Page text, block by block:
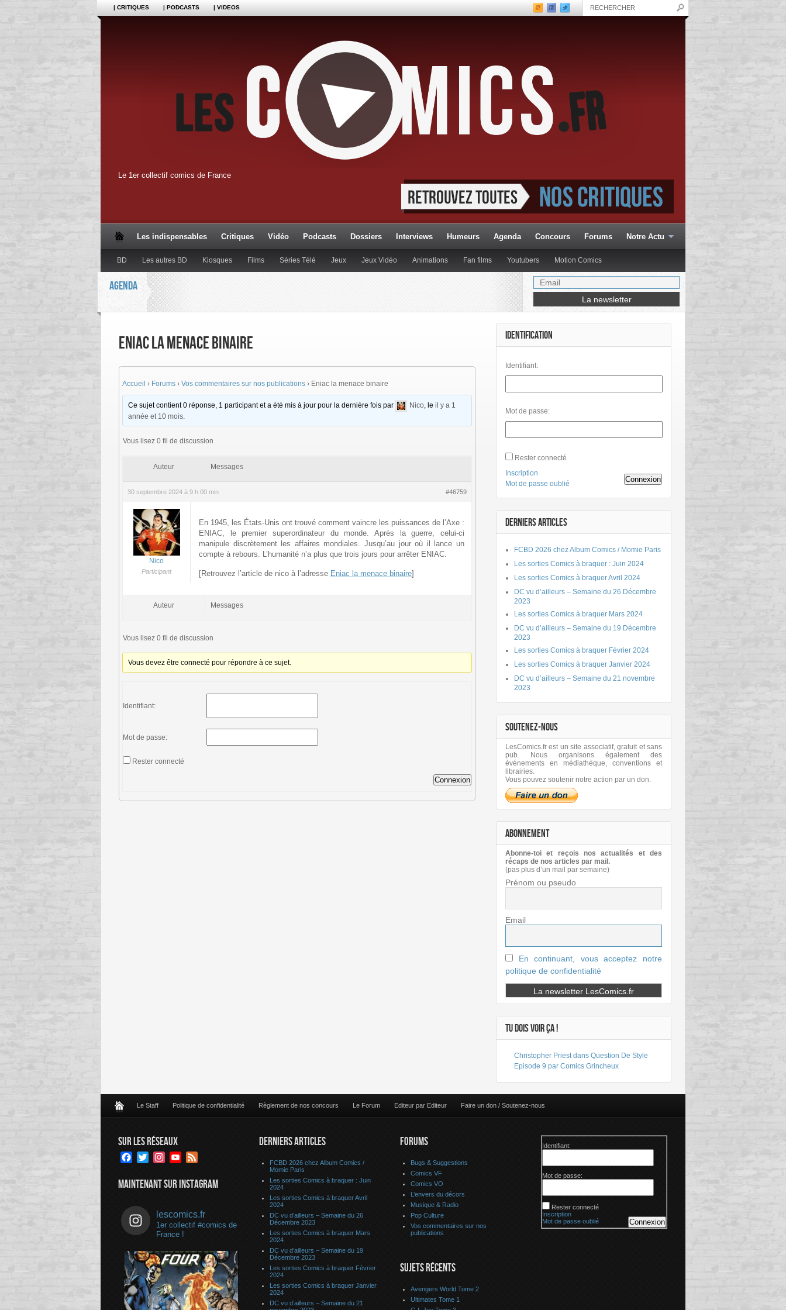
| CRITIQUES | PODCASTS | VIDEOS
Le 1er collectif comics de France
Les indispensables Critiques Vidéo Podcasts Dossiers Interviews Humeurs Agenda Concours Forums Notre Actu
BD Les autres BD Kiosques Films Séries Télé Jeux Jeux Vidéo Animations Fan films Youtubers Motion Comics
AGENDA
Eniac la menace binaire
Accueil › Forums › Vos commentaires sur nos publications › Eniac la menace binaire
Ce sujet contient 0 réponse, 1 participant et a été mis à jour pour la dernière fois par Nico, leil y a 1
année et 10 mois.
Vous lisez 0 fil de discussion
Auteur Messages
30 septembre 2024 à 9 h 00 min #46759
Nico
Participant
En 1945, les États-Unis ont trouvé comment vaincre les puissances de l’Axe :
ENIAC, le premier superordinateur du monde. Après la guerre, celui-ci
manipule discrètement les affaires mondiales. Jusqu’au jour où il lance un
compte à rebours. L’humanité n’a plus que trois jours pour arrêter ENIAC.
[Retrouvez l’article de nico à l’adresse Eniac la menace binaire]
Auteur Messages
Vous lisez 0 fil de discussion
Vous devez être connecté pour répondre à ce sujet.
Identifiant:
Mot de passe:
Rester connecté
Connexion
IDENTIFICATION
Identifiant:
Mot de passe:
Rester connecté
Connexion
Inscription
Mot de passe oublié
DERNIERS ARTICLES
FCBD 2026 chez Album Comics / Momie Paris
Les sorties Comics à braquer : Juin 2024
Les sorties Comics à braquer Avril 2024
DC vu d’ailleurs – Semaine du 26 Décembre
2023
Les sorties Comics à braquer Mars 2024
DC vu d’ailleurs – Semaine du 19 Décembre
2023
Les sorties Comics à braquer Février 2024
Les sorties Comics à braquer Janvier 2024
DC vu d’ailleurs – Semaine du 21 novembre
2023
SOUTENEZ-NOUS
LesComics.fr est un site associatif, gratuit et sans
pub. Nous organisons également des
événements en médiathèque, conventions et
librairies.
Vous pouvez soutenir notre action par un don.
ABONNEMENT
Abonne-toi et reçois nos actualités et des
récaps de nos articles par mail.
(pas plus d’un mail par semaine)
Prénom ou pseudo
Email
En continuant, vous acceptez notre
politique de confidentialité
TU DOIS VOIR ÇA !
Christopher Priest dans Question De Style
Episode 9 par Comics Grincheux
Le Staff Politique de confidentialité Règlement de nos concours Le Forum Editeur par Editeur Faire un don / Soutenez-nous
SUR LES RÉSEAUX
Facebook
TwitterInstagramYouTube
MAINTENANT SUR INSTAGRAM
lescomics.fr
1er collectif #comics de
France !
DERNIERS ARTICLES
FCBD 2026 chez Album Comics /
Momie Paris
Les sorties Comics à braquer : Juin
2024
Les sorties Comics à braquer Avril
2024
DC vu d’ailleurs – Semaine du 26
Décembre 2023
Les sorties Comics à braquer Mars
2024
DC vu d’ailleurs – Semaine du 19
Décembre 2023
Les sorties Comics à braquer Février
2024
Les sorties Comics à braquer Janvier
2024
DC vu d’ailleurs – Semaine du 21
FORUMS
Bugs & Suggestions
Comics VF
Comics VO
L’envers du décors
Musique & Radio
Pop Culture
Vos commentaires sur nos
publications
SUJETS RÉCENTS
Avengers World Tome 2
Ultimates Tome 1
Identifiant:
Mot de passe:
Rester connecté
Connexion
Inscription
Mot de passe oublié